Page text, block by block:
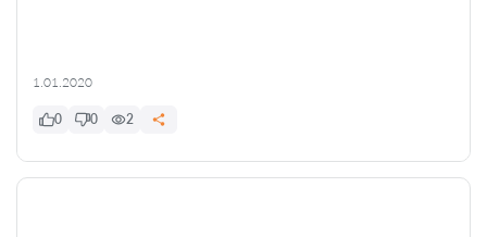
1.01.2020
0 0 2